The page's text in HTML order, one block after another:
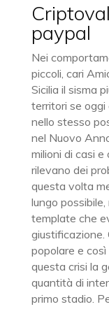
paypal
Nei
piccoli, cari
Sicilia il sisma
territori se
nello stesso
nel Nuovo
milioni di casi e
rilevano dei
questa volta
lungo
template che
giustificazione.
popolare e
questa crisi la
quantità di
primo stadio.